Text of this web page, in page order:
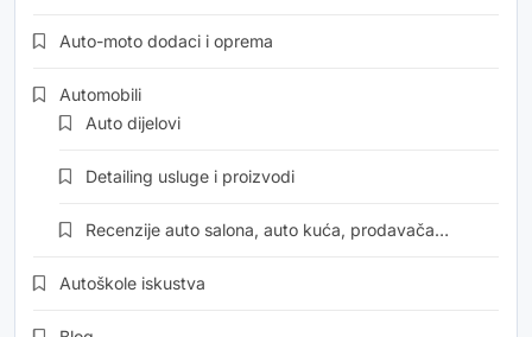
Auto-moto dodaci i oprema
Automobili
Auto dijelovi
Detailing usluge i proizvodi
Recenzije auto salona, auto kuća, prodavača…
Autoškole iskustva